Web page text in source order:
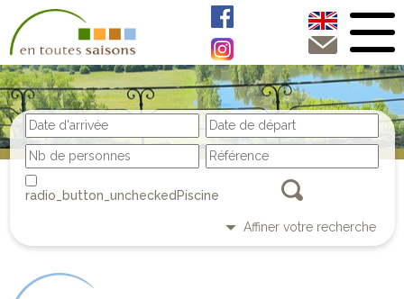
Piscine
Affiner votre recherche